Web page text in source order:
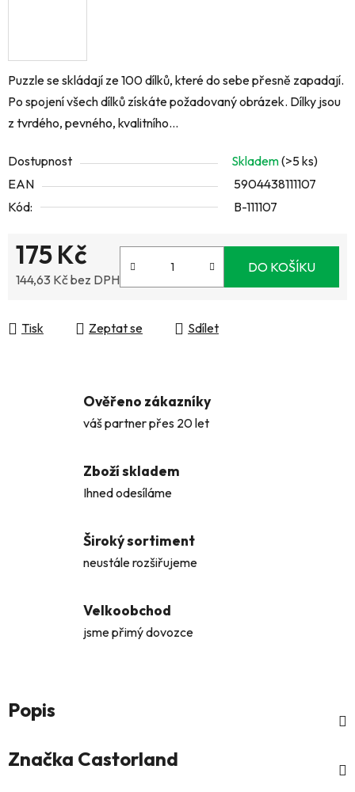
Puzzle se skládají ze 100 dílků, které do sebe přesně zapadají.
Po spojení všech dílků získáte požadovaný obrázek. Dílky jsou
z tvrdého, pevného, kvalitního...
Dostupnost Skladem(>5 ks)
EAN
5904438111107
Kód:
B-111107
175 Kč
144,63 Kč bez DPH
DO KOŠÍKU
Tisk Zeptat se Sdílet
Ověřeno zákazníky
váš partner přes 20 let
Zboží skladem
Ihned odesíláme
Široký sortiment
neustále rozšiřujeme
Velkoobchod
jsme přimý dovozce
Popis
Značka Castorland